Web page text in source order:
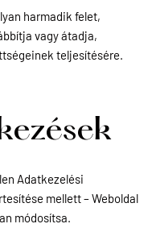
harmadik felet,
vagy átadja,
teljesítésére.
Adatkezelési
mellett – Weboldal
módosítsa.